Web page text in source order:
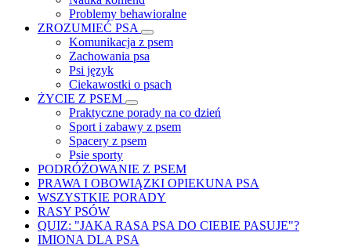
Problemy behawioralne
ZROZUMIEĆ PSA
Komunikacja z psem
Zachowania psa
Psi język
Ciekawostki o psach
ŻYCIE Z PSEM
Praktyczne porady na co dzień
Sport i zabawy z psem
Spacery z psem
Psie sporty
PODRÓŻOWANIE Z PSEM
PRAWA I OBOWIĄZKI OPIEKUNA PSA
WSZYSTKIE PORADY
RASY PSÓW
QUIZ: "JAKA RASA PSA DO CIEBIE PASUJE"?
IMIONA DLA PSA